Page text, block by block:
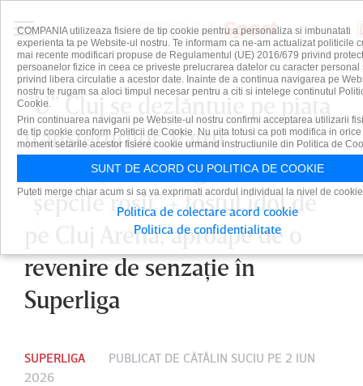
”U” Cluj se dezlănţuie pe piaţa
transferurilor. Patru
internaţionali negociază cu
”şepcile roşii” + fostul idol de
pe Cluj Arena, aproape de o
revenire de senzaţie în
Superliga
SUPERLIGA PUBLICAT DE CĂTĂLIN SUCIU PE 2 IUN
2026
COMPANIA utilizeaza fisiere de tip cookie pentru a personaliza si imbunatati
experienta ta pe Website-ul nostru. Te informam ca ne-am actualizat politicile
mai recente modificari propuse de Regulamentul (UE) 2016/679 privind
persoanelor fizice in ceea ce priveste prelucrarea datelor cu caracter personal
privind libera circulatie a acestor date. Inainte de a continua navigarea pe
nostru te rugam sa aloci timpul necesar pentru a citi si intelege continutul
Cookie.
Prin continuarea navigarii pe Website-ul nostru confirmi acceptarea utilizarii
de tip cookie conform Politicii de Cookie. Nu uita totusi ca poti modifica in orice
moment setarile acestor fisiere cookie urmand instructiunile din Politica de
SUNT DE ACORD CU POLITICA DE COOKIE
Puteti merge chiar acum si sa va exprimati acordul individual la nivel de
Politica de colectare acord cookie
Politica de confidentialitate